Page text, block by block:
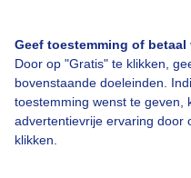
Geef toestemming of
Door op "Gratis" te klikken,
bovenstaande doeleinden.
toestemming wenst te geven,
advertentievrije ervaring door
klikken.
Bedrijfsgegevens
Veelgestelde vragen
Contact
Toegankelijkheid